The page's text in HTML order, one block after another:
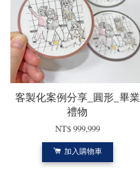
客製化案例分享_圓形_畢業
禮物
NT$ 999,999
加入購物車